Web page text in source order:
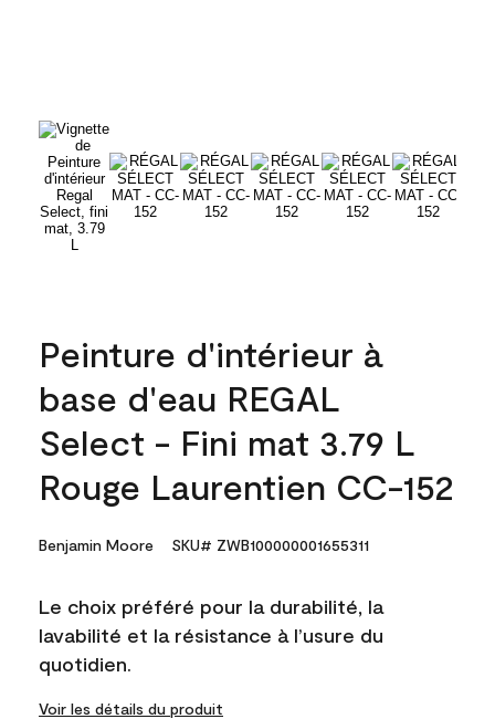
Peinture d'intérieur à
base d'eau REGAL
Select - Fini mat 3.79 L
Rouge Laurentien CC-152
Benjamin Moore SKU# ZWB100000001655311
Le choix préféré pour la durabilité, la
lavabilité et la résistance à l’usure du
quotidien.
Voir les détails du produit